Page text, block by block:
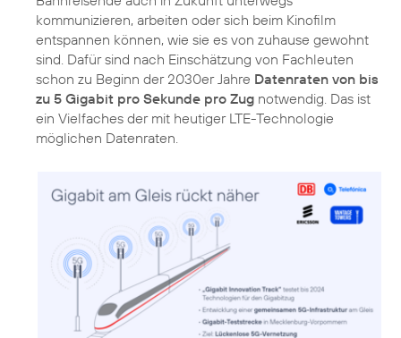
kommunizieren, arbeiten oder sich beim Kinofilm
entspannen können, wie sie es von zuhause gewohnt
sind. Dafür sind nach Einschätzung von Fachleuten
schon zu Beginn der 2030er Jahre Datenraten von bis
zu 5 Gigabit pro Sekunde pro Zug notwendig. Das ist
ein Vielfaches der mit heutiger LTE-Technologie
möglichen Datenraten.